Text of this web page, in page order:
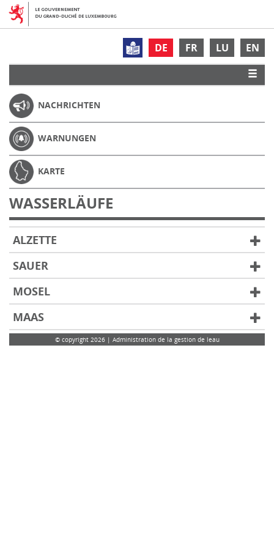
DE FR LU EN
NACHRICHTEN
WARNUNGEN
KARTE
WASSERLÄUFE
ALZETTE
SAUER
MOSEL
MAAS
© copyright 2026 | Administration de la gestion de leau